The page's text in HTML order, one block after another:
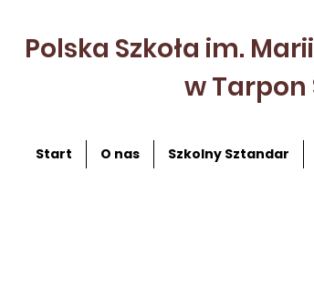
Polska Szkoła im.
w Tarpon
Start O nas Szkolny Sztandar